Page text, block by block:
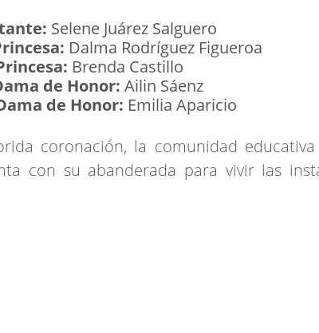
Selene Juárez Salguero
Dalma Rodríguez Figueroa
Brenda Castillo
de Honor: Ailin Sáenz
de Honor: Emilia Aparicio
coronación, la comunidad
con su abanderada para vivir las